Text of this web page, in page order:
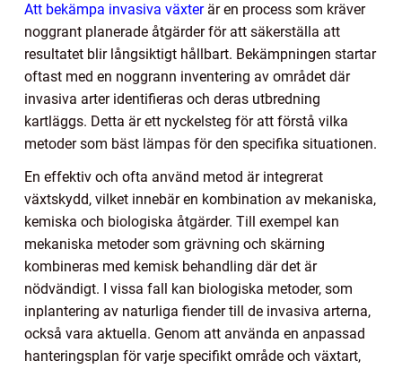
Att bekämpa invasiva växterär en process som kräver
noggrant planerade åtgärder för att säkerställa att
resultatet blir långsiktigt hållbart. Bekämpningen startar
oftast med en noggrann inventering av området där
invasiva arter identifieras och deras utbredning
kartläggs. Detta är ett nyckelsteg för att förstå vilka
metoder som bäst lämpas för den specifika situationen.
En effektiv och ofta använd metod är integrerat
växtskydd, vilket innebär en kombination av mekaniska,
kemiska och biologiska åtgärder. Till exempel kan
mekaniska metoder som grävning och skärning
kombineras med kemisk behandling där det är
nödvändigt. I vissa fall kan biologiska metoder, som
inplantering av naturliga fiender till de invasiva arterna,
också vara aktuella. Genom att använda en anpassad
hanteringsplan för varje specifikt område och växtart,